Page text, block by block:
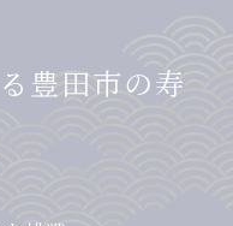
豊田市の寿